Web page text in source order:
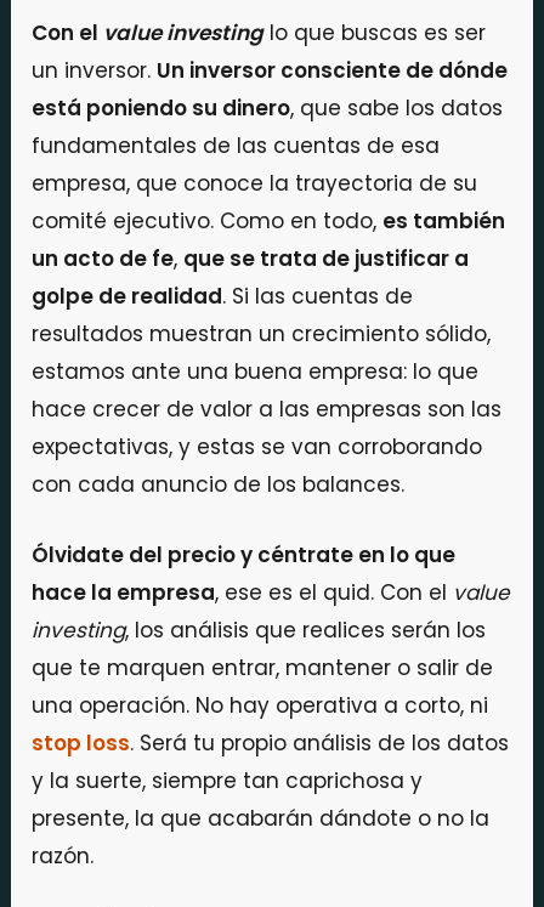
Con el value investinglo que buscas es ser
un inversor. Un inversor consciente de dónde
está poniendo su dinero, que sabe los datos
fundamentales de las cuentas de esa
empresa, que conoce la trayectoria de su
comité ejecutivo. Como en todo, es también
un acto de fe, que se trata de justificar a
golpe de realidad. Si las cuentas de
resultados muestran un crecimiento sólido,
estamos ante una buena empresa: lo que
hace crecer de valor a las empresas son las
expectativas, y estas se van corroborando
con cada anuncio de los balances.
Ólvidate del precio y céntrate en lo que
hace la empresa, ese es el quid. Con el value
investing, los análisis que realices serán los
que te marquen entrar, mantener o salir de
una operación. No hay operativa a corto, ni
stop loss. Será tu propio análisis de los datos
y la suerte, siempre tan caprichosa y
presente, la que acabarán dándote o no la
razón.